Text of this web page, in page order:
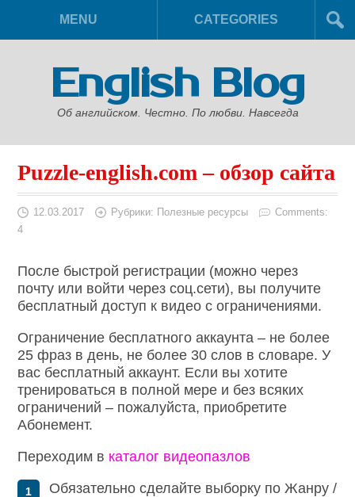
MENU CATEGORIES
English Blog
Об английском. Честно. По любви. Навсегда
Puzzle-english.com – обзор сайта
12.03.2017 Рубрики: Полезные ресурсы
Comments:
4
После быстрой регистрации (можно через
почту или войти через соц.сети), вы получите
бесплатный доступ к видео с ограничениями.
Ограничение бесплатного аккаунта – не более
25 фраз в день, не более 30 слов в словаре. У
вас бесплатный аккаунт. Если вы хотите
тренироваться в полной мере и без всяких
ограничений – пожалуйста, приобретите
Абонемент.
Переходим в каталог видеопазлов
Обязательно сделайте выборку по Жанру /